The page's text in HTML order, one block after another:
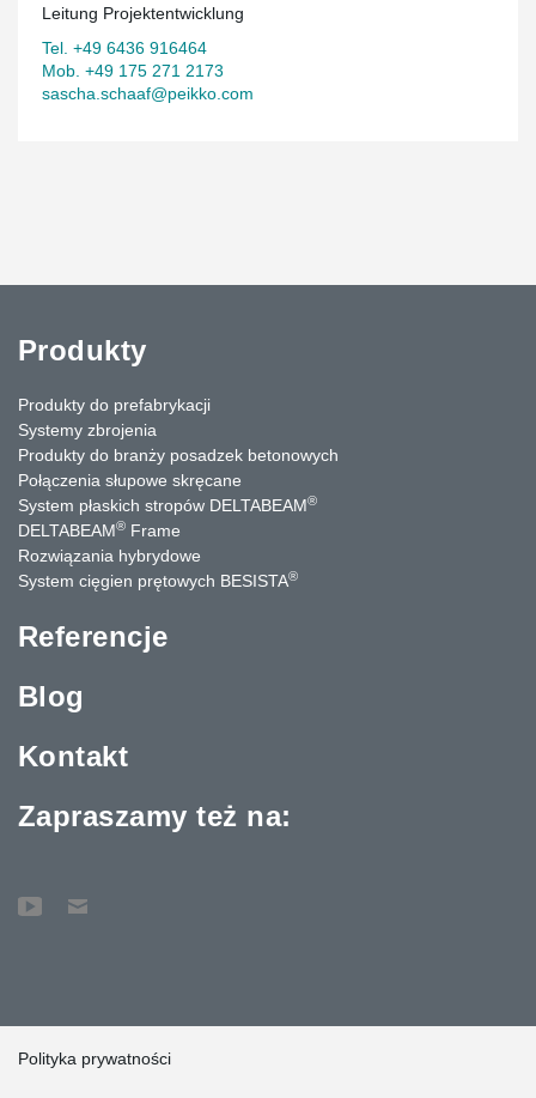
Leitung Projektentwicklung
Tel. +49 6436 916464
Mob. +49 175 271 2173
sascha.schaaf@peikko.com
Produkty
Produkty do prefabrykacji
Systemy zbrojenia
Produkty do branży posadzek betonowych
Połączenia słupowe skręcane
System płaskich stropów DELTABEAM®
DELTABEAM® Frame
Rozwiązania hybrydowe
System cięgien prętowych BESISTA®
Referencje
Blog
Kontakt
Zapraszamy też na:
Polityka prywatności